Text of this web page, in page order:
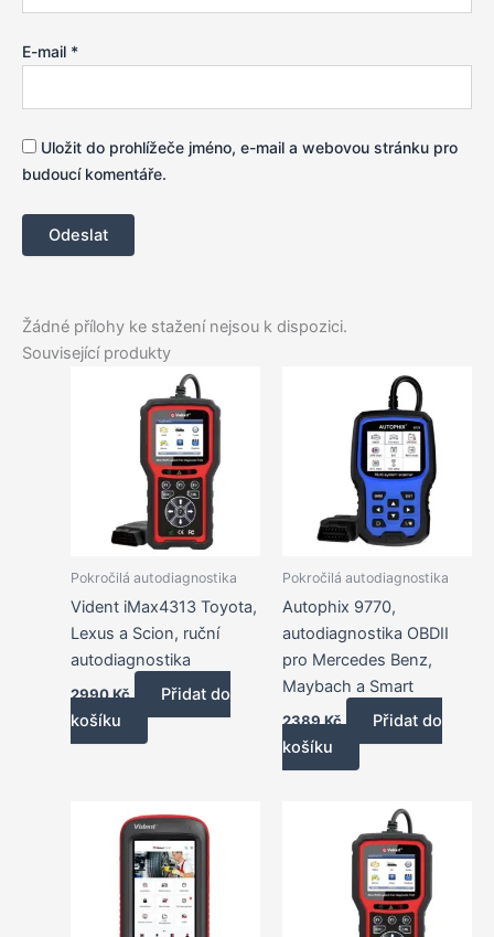
E-mail *
Uložit do prohlížeče jméno, e-mail a webovou stránku pro
budoucí komentáře.
Žádné přílohy ke stažení nejsou k dispozici.
Související produkty
Pokročilá autodiagnostika
Vident iMax4313 Toyota,
Lexus a Scion, ruční
autodiagnostika
2990Kč
Přidat do
košíku
Pokročilá autodiagnostika
Autophix 9770,
autodiagnostika OBDII
pro Mercedes Benz,
Maybach a Smart
2389Kč
Přidat do
košíku